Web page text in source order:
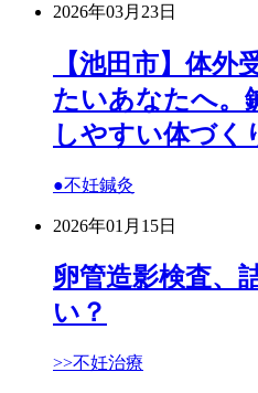
2026年03月23日
【池田市】体外
たいあなたへ。
しやすい体づく
●不妊鍼灸
2026年01月15日
卵管造影検査、
い？
>>不妊治療